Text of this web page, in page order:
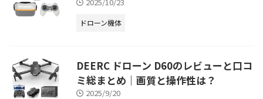
ドローン機体
DEERC ドローン D60のレビューと口コ
ミ総まとめ｜画質と操作性は？
2025/9/20